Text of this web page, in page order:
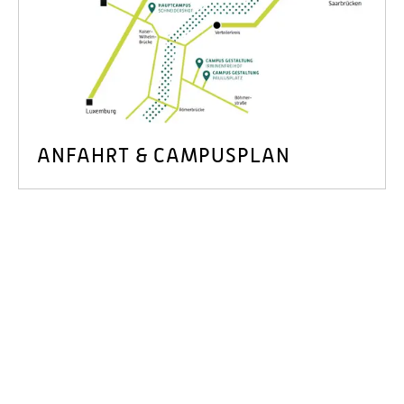
ANFAHRT & CAMPUSPLAN